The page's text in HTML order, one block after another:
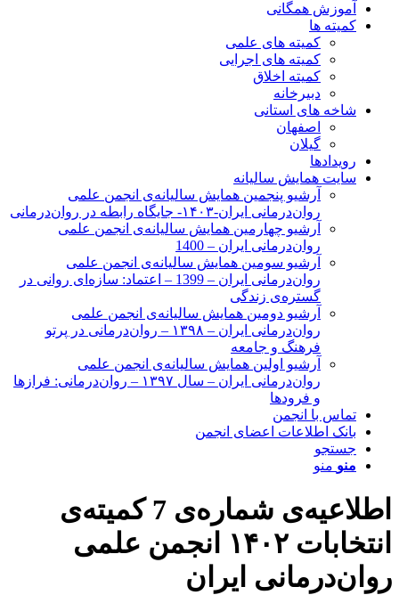
آموزش همگانی
کمیته ها
کمیته های علمی
کمیته های اجرایی
کمیته اخلاق
دبیرخانه
شاخه های استانی
اصفهان
گیلان
رویدادها
سایت همایش سالیانه
آرشیو پنجمین همایش سالیانه‌ی انجمن علمی
روان‌درمانی ایران-۱۴۰۳- جایگاه رابطه در روان‌درمانی
آرشیو چهارمین همایش سالیانه‌ی انجمن علمی
روان‌درمانی ایران – 1400
آرشیو سومین همایش سالیانه‌ی انجمن علمی
روان‌درمانی ایران – 1399 – اعتماد: سازه‌ای روانی در
گستره‌ی زندگی
آرشیو دومین همایش سالیانه‌ی انجمن علمی
روان‌درمانی ایران – ۱۳۹۸ – روان‌درمانی در پرتو
فرهنگ و جامعه
آرشیو اولین همایش سالیانه‌ی انجمن علمی
روان‌درمانی ایران – سال ۱۳۹۷ – روان‌درمانی: فرازها
و فرودها
تماس با انجمن
بانک اطلاعات اعضای انجمن
جستجو
منو منو
اطلاعیه‌ی شماره‌ی 7 کمیته‌ی
انتخابات ۱۴۰۲ انجمن علمی
روان‌درمانی ایران